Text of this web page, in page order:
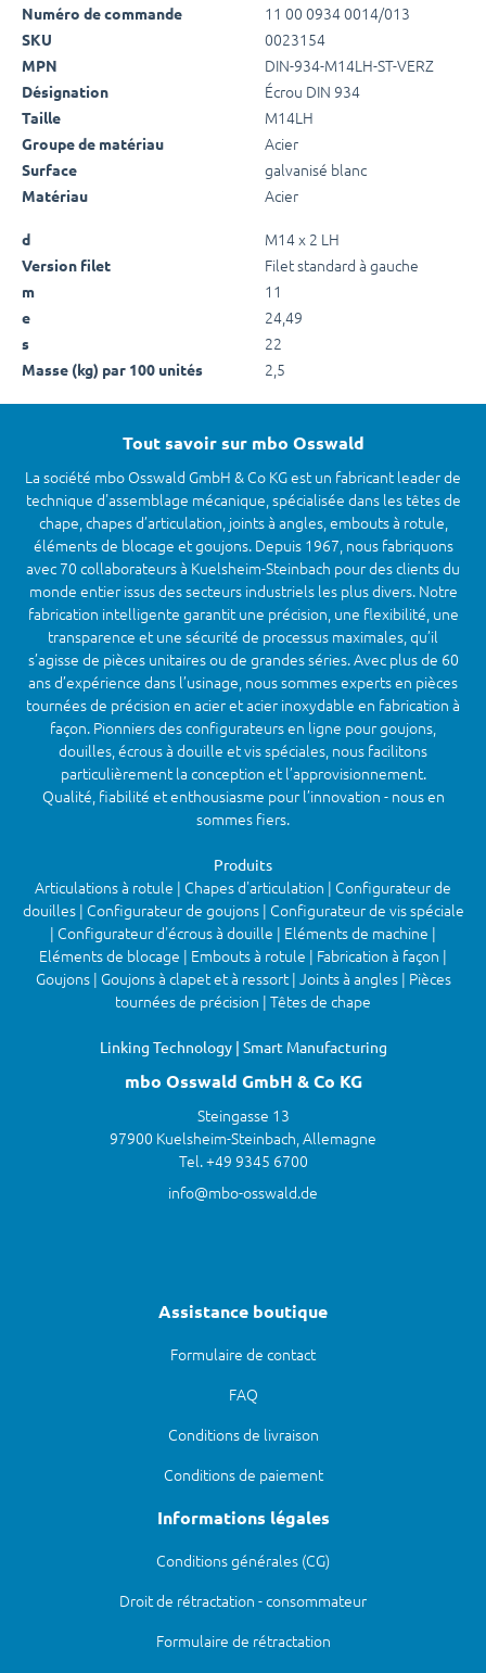
Numéro de commande 11 00 0934 0014/013
SKU 0023154
MPN DIN-934-M14LH-ST-VERZ
Désignation Écrou DIN 934
Taille M14LH
Groupe de matériau Acier
Surface galvanisé blanc
Matériau Acier
d M14 x 2 LH
Version filet Filet standard à gauche
m 11
e 24,49
s 22
Masse (kg) par 100 unités 2,5
Tout savoir sur mbo Osswald
La société mbo Osswald GmbH & Co KG est un fabricant leader de
technique d'assemblage mécanique, spécialisée dans les têtes de
chape, chapes d’articulation, joints à angles, embouts à rotule,
éléments de blocage et goujons. Depuis 1967, nous fabriquons
avec 70 collaborateurs à Kuelsheim-Steinbach pour des clients du
monde entier issus des secteurs industriels les plus divers. Notre
fabrication intelligente garantit une précision, une flexibilité, une
transparence et une sécurité de processus maximales, qu’il
s’agisse de pièces unitaires ou de grandes séries. Avec plus de 60
ans d’expérience dans l’usinage, nous sommes experts en pièces
tournées de précision en acier et acier inoxydable en fabrication à
façon. Pionniers des configurateurs en ligne pour goujons,
douilles, écrous à douille et vis spéciales, nous facilitons
particulièrement la conception et l’approvisionnement.
Qualité, fiabilité et enthousiasme pour l’innovation - nous en
sommes fiers.
Produits
Articulations à rotule | Chapes d'articulation | Configurateur de
douilles | Configurateur de goujons | Configurateur de vis spéciale
| Configurateur d'écrous à douille | Eléments de machine |
Eléments de blocage | Embouts à rotule | Fabrication à façon |
Goujons | Goujons à clapet et à ressort | Joints à angles | Pièces
tournées de précision | Têtes de chape
Linking Technology | Smart Manufacturing
mbo Osswald GmbH & Co KG
Steingasse 13
97900 Kuelsheim-Steinbach, Allemagne
Tel. +49 9345 6700
info@mbo-osswald.de
Assistance boutique
Formulaire de contact
FAQ
Conditions de livraison
Conditions de paiement
Informations légales
Conditions générales (CG)
Droit de rétractation - consommateur
Formulaire de rétractation